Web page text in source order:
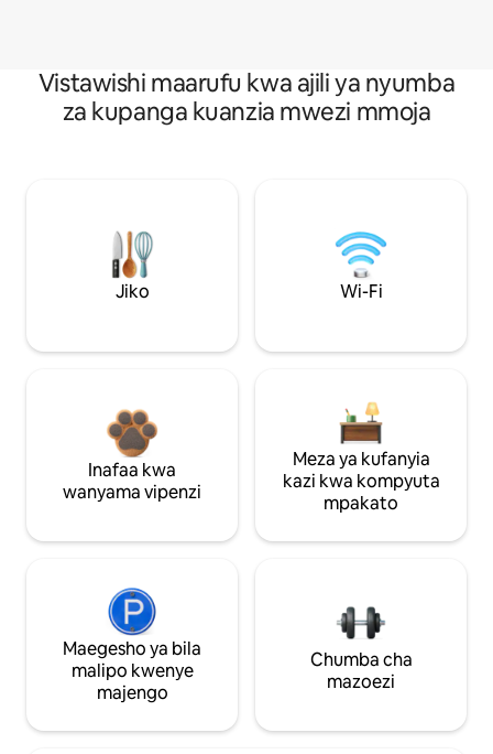
Vistawishi maarufu kwa ajili ya nyumba
za kupanga kuanzia mwezi mmoja
Jiko Wi-Fi
Inafaa kwa
wanyama vipenzi
Meza ya kufanyia
kazi kwa kompyuta
mpakato
Maegesho ya bila
malipo kwenye
majengo
Chumba cha
mazoezi